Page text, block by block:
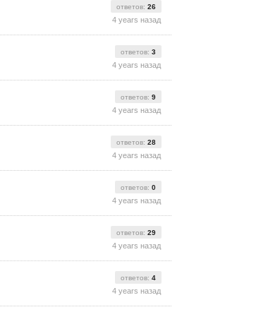
ответов: 26
4 years назад
ответов: 3
4 years назад
ответов: 9
4 years назад
ответов: 28
4 years назад
ответов: 0
4 years назад
ответов: 29
4 years назад
ответов: 4
4 years назад